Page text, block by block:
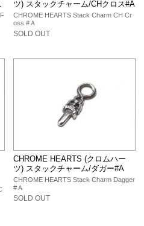
ツ) スタックチャーム/CHクロス#A
CHROME HEARTS Stack Charm CH Cr
oss #Ａ
SOLD OUT
CHROME HEARTS (クロムハー
ツ) スタックチャーム/ダガー#A
CHROME HEARTS Stack Charm Dagger
#Ａ
SOLD OUT